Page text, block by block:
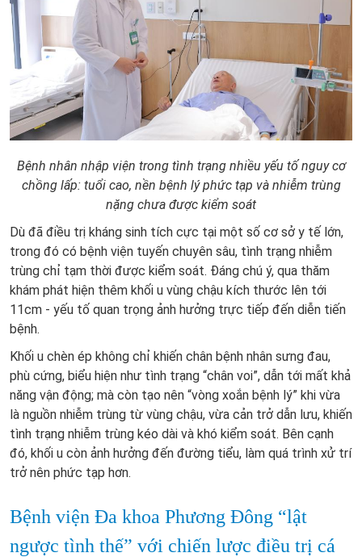
Bệnh nhân nhập viện trong tình trạng nhiều yếu tố nguy cơ
chồng lấp: tuổi cao, nền bệnh lý phức tạp và nhiễm trùng
nặng chưa được kiểm soát
Dù đã điều trị kháng sinh tích cực tại một số cơ sở y tế lớn,
trong đó có bệnh viện tuyến chuyên sâu, tình trạng nhiễm
trùng chỉ tạm thời được kiểm soát. Đáng chú ý, qua thăm
khám phát hiện thêm khối u vùng chậu kích thước lên tới
11cm - yếu tố quan trọng ảnh hưởng trực tiếp đến diễn tiến
bệnh.
Khối u chèn ép không chỉ khiến chân bệnh nhân sưng đau,
phù cứng, biểu hiện như tình trạng “chân voi”, dẫn tới mất khả
năng vận động; mà còn tạo nên “vòng xoắn bệnh lý” khi vừa
là nguồn nhiễm trùng từ vùng chậu, vừa cản trở dẫn lưu, khiến
tình trạng nhiễm trùng kéo dài và khó kiểm soát. Bên cạnh
đó, khối u còn ảnh hưởng đến đường tiểu, làm quá trình xử trí
trở nên phức tạp hơn.
Bệnh viện Đa khoa Phương Đông “lật
ngược tình thế” với chiến lược điều trị cá